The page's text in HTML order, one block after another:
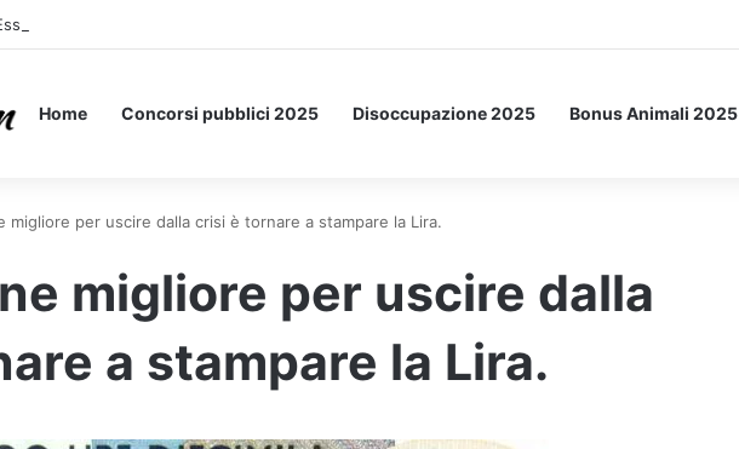
Pagati per Stare a Letto: ecco l’esperimento spaziale.
Home Concorsi pubblici 2025 Disoccupazione 2025 Bonus Animali 2025
migliore per uscire dalla crisi è tornare a stampare la Lira.
migliore per uscire dalla
a stampare la Lira.